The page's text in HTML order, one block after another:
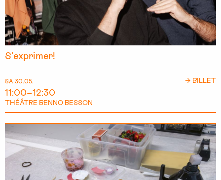
SA 30.05.
11:00–12:30
THÉÂTRE BENNO BESSON
S'exprimer!
→ BILLET